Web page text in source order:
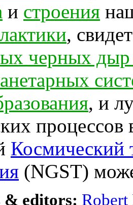
и строения
,
черных дыр
, и
процессов
Космический
(NGST)
editors: